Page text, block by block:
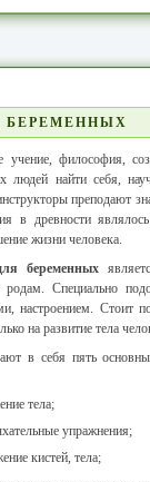
БЕРЕМЕННЫХ
философия,
людей найти себя,
преподают
в древности
жизни человека.
беременных
родам. Специально
настроением. Стоит
на развитие тела
в себя пять
тела;
упражнения;
кистей, тела;